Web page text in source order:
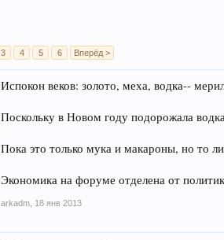
3 4 5 6 Вперёд >
Испокон веков: золото, меха, водка--
Поскольку в Новом году подорожала
Пока это только мука и макароны, но то
Экономика на форуме отделена от
arkadm 18 янв 2013